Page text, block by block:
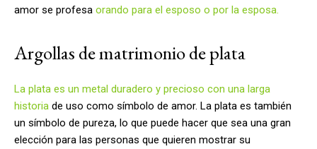
amor se profesa orando para el esposo o por la esposa.
Argollas de matrimonio de plata
La plata es un metal duradero y precioso con una larga
historia de uso como símbolo de amor. La plata es también
un símbolo de pureza, lo que puede hacer que sea una gran
elección para las personas que quieren mostrar su